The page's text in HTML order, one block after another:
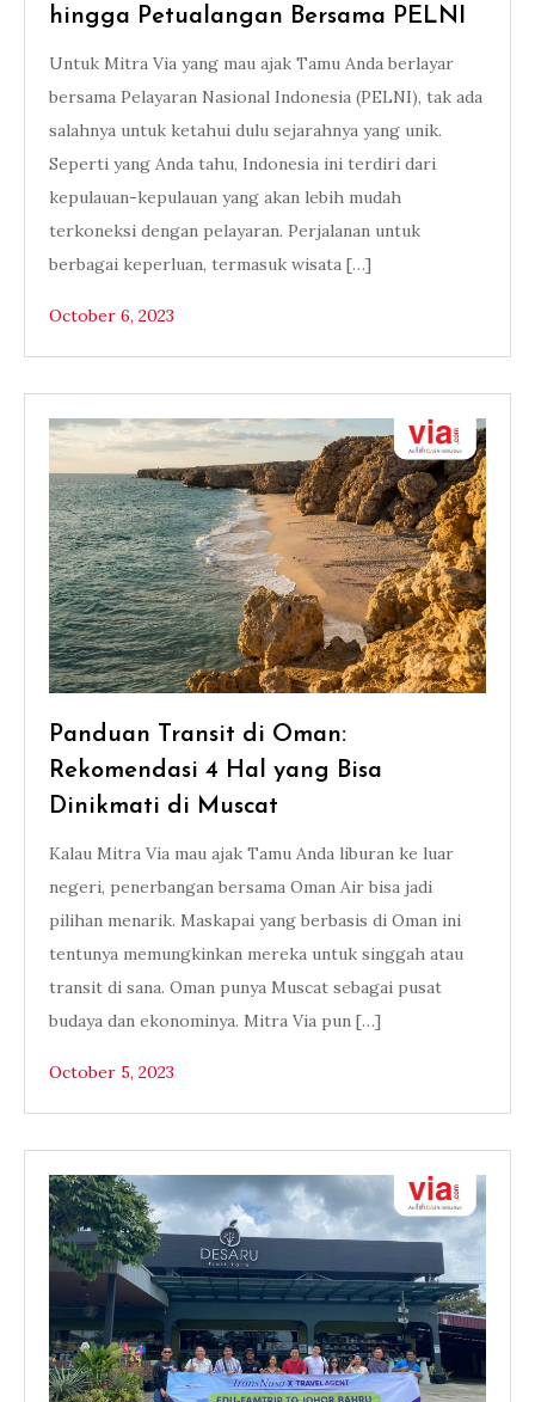
hingga Petualangan Bersama PELNI
Untuk Mitra Via yang mau ajak Tamu Anda berlayar
bersama Pelayaran Nasional Indonesia (PELNI), tak ada
salahnya untuk ketahui dulu sejarahnya yang unik.
Seperti yang Anda tahu, Indonesia ini terdiri dari
kepulauan-kepulauan yang akan lebih mudah
terkoneksi dengan pelayaran. Perjalanan untuk
berbagai keperluan, termasuk wisata […]
October 6, 2023
Panduan Transit di Oman:
Rekomendasi 4 Hal yang Bisa
Dinikmati di Muscat
Kalau Mitra Via mau ajak Tamu Anda liburan ke luar
negeri, penerbangan bersama Oman Air bisa jadi
pilihan menarik. Maskapai yang berbasis di Oman ini
tentunya memungkinkan mereka untuk singgah atau
transit di sana. Oman punya Muscat sebagai pusat
budaya dan ekonominya. Mitra Via pun […]
October 5, 2023